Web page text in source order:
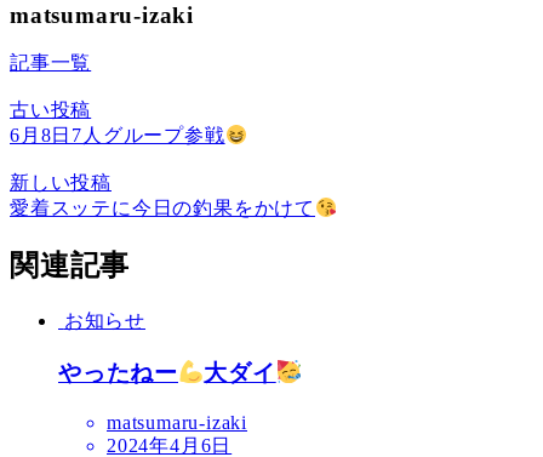
matsumaru-izaki
記事一覧
古い投稿
6月8日7人グループ参戦
新しい投稿
愛着スッテに今日の釣果をかけて
関連記事
お知らせ
やったねー 大ダイ
matsumaru-izaki
2024年4月6日